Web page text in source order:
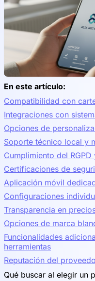
En este artículo:
Compatibilidad con
Integraciones con
Opciones de
Soporte técnico local y
Cumplimiento del
Certificaciones de
Aplicación móvil
Configuraciones
Transparencia en
Opciones de marca
Funcionalidades
herramientas
Reputación del
Qué buscar al elegir un